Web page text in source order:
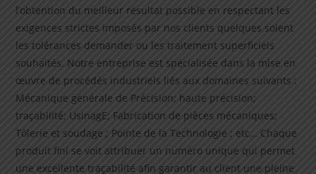
l’obtention du meilleur résultat possible en respectant les
exigences strictes imposés par nos clients quelques soient
les tolérances demander ou les traitement superficiels
souhaités. Notre entreprise est spécialisée dans la mise en
œuvre de procédés industriels liés aux domaines suivants :
Mécanique générale de Précision; haute précision;
traçabilité; UsinagE; Fabrication de pièces mécaniques;
Tôlerie et soudage ; Pointe de la Technologie ; etc… Chaque
produit fini se voit attribuer un numéro unique qui permet
une excellente traçabilité afin garantir au client une pleine